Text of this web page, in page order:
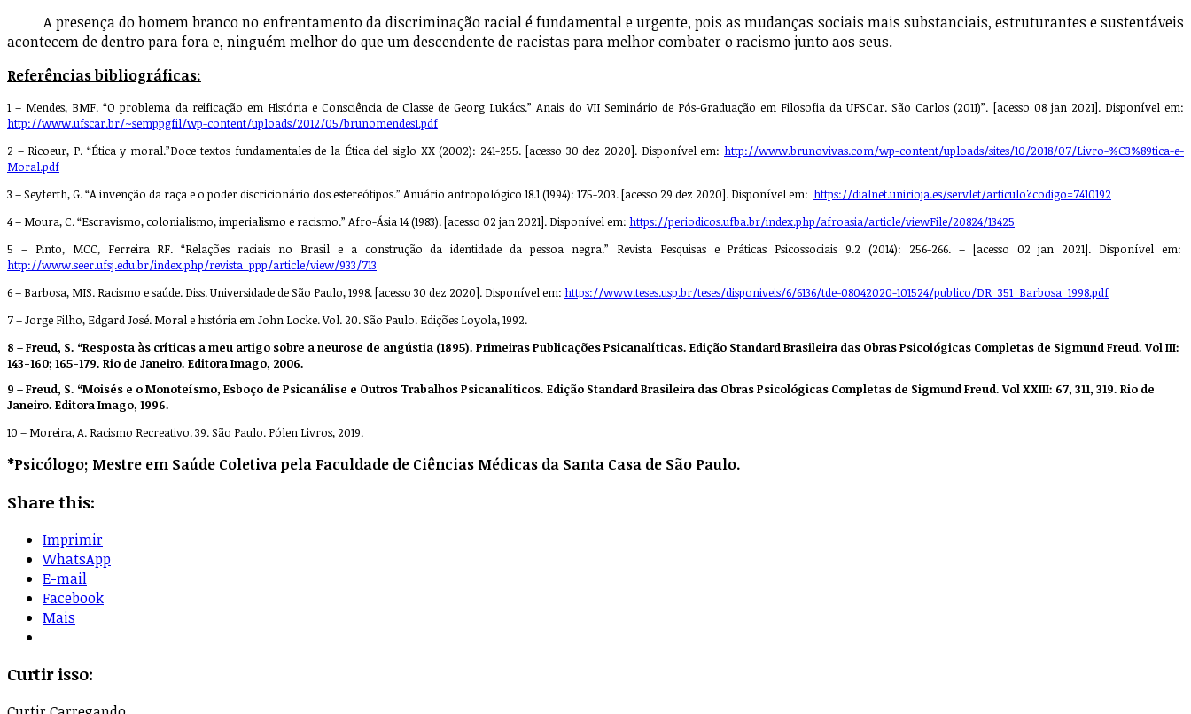
A presença do homem branco no enfrentamento da discriminação racial é fundamental e urgente, pois as mudanças sociais mais substanciais, estruturantes e sustentáveis
acontecem de dentro para fora e, ninguém melhor do que um descendente de racistas para melhor combater o racismo junto aos seus.
Referências bibliográficas:
1 – Mendes, BMF. “O problema da reificação em História e Consciência de Classe de Georg Lukács.” Anais do VII Seminário de Pós-Graduação em Filosofia da UFSCar. São Carlos (2011)”. [acesso 08 jan 2021]. Disponível em:
http://www.ufscar.br/~semppgfil/wp-content/uploads/2012/05/brunomendes1.pdf
2 – Ricoeur, P. “Ética y moral.”Doce textos fundamentales de la Ética del siglo XX (2002): 241-255. [acesso 30 dez 2020]. Disponível em: http://www.brunovivas.com/wp-content/uploads/sites/10/2018/07/Livro-%C3%89tica-e-
Moral.pdf
3 – Seyferth, G. “A invenção da raça e o poder discricionário dos estereótipos.” Anuário antropológico 18.1 (1994): 175-203. [acesso 29 dez 2020]. Disponível em: https://dialnet.unirioja.es/servlet/articulo?codigo=7410192
4 – Moura, C. “Escravismo, colonialismo, imperialismo e racismo.” Afro-Ásia 14 (1983). [acesso 02 jan 2021]. Disponível em: https://periodicos.ufba.br/index.php/afroasia/article/viewFile/20824/13425
5 – Pinto, MCC, Ferreira RF. “Relações raciais no Brasil e a construção da identidade da pessoa negra.” Revista Pesquisas e Práticas Psicossociais 9.2 (2014): 256-266. – [acesso 02 jan 2021]. Disponível em:
http://www.seer.ufsj.edu.br/index.php/revista_ppp/article/view/933/713
6 – Barbosa, MIS. Racismo e saúde. Diss. Universidade de São Paulo, 1998. [acesso 30 dez 2020]. Disponível em: https://www.teses.usp.br/teses/disponiveis/6/6136/tde-08042020-101524/publico/DR_351_Barbosa_1998.pdf
7 – Jorge Filho, Edgard José. Moral e história em John Locke. Vol. 20. São Paulo. Edições Loyola, 1992.
8 – Freud, S. “Resposta às críticas a meu artigo sobre a neurose de angústia (1895). Primeiras Publicações Psicanalíticas. Edição Standard Brasileira das Obras Psicológicas Completas de Sigmund Freud. Vol III:
143-160; 165-179. Rio de Janeiro. Editora Imago, 2006.
9 – Freud, S. “Moisés e o Monoteísmo, Esboço de Psicanálise e Outros Trabalhos Psicanalíticos. Edição Standard Brasileira das Obras Psicológicas Completas de Sigmund Freud. Vol XXIII: 67, 311, 319. Rio de
Janeiro. Editora Imago, 1996.
10 – Moreira, A. Racismo Recreativo. 39. São Paulo. Pólen Livros, 2019.
*Psicólogo; Mestre em Saúde Coletiva pela Faculdade de Ciências Médicas da Santa Casa de São Paulo.
Share this:
Imprimir
WhatsApp
E-mail
Facebook
Mais
Curtir isso: